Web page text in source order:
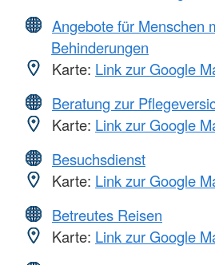
Angebote für Menschen
Behinderungen
Karte: Link zur Google
Beratung zur
Karte: Link zur Google
Besuchsdienst
Karte: Link zur Google
Betreutes Reisen
Karte: Link zur Google